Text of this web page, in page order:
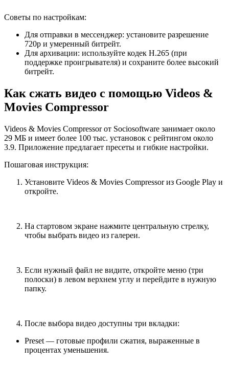
Советы по настройкам:
Для отправки в мессенджер: установите разрешение
720p и умеренный битрейт.
Для архивации: используйте кодек H.265 (при
поддержке проигрывателя) и сохраните более высокий
битрейт.
Как сжать видео с помощью Videos &
Movies Compressor
Videos & Movies Compressor от Sociosoftware занимает около
29 МБ и имеет более 100 тыс. установок с рейтингом около
3.9. Приложение предлагает пресеты и гибкие настройки.
Пошаговая инструкция:
Установите Videos & Movies Compressor из Google Play и
откройте.
На стартовом экране нажмите центральную стрелку,
чтобы выбрать видео из галереи.
Если нужный файл не видите, откройте меню (три
полоски) в левом верхнем углу и перейдите в нужную
папку.
После выбора видео доступны три вкладки:
Preset — готовые профили сжатия, выраженные в
процентах уменьшения.